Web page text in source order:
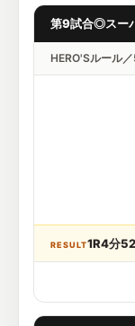
第9試合◎スー
HERO'Sルール
RESULT1R4分